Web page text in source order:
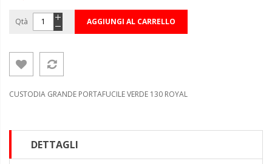
Qtà AGGIUNGI AL CARRELLO
CUSTODIA GRANDE PORTAFUCILE VERDE 130 ROYAL
DETTAGLI